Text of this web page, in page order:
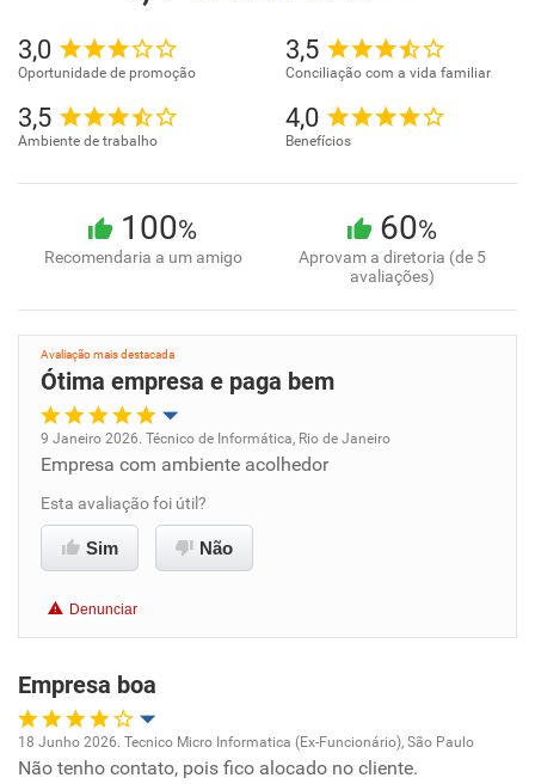
3,0
Oportunidade de promoção
3,5
Conciliação com a vida familiar
3,5
Ambiente de trabalho
4,0
Benefícios
100%
Recomendaria a um amigo
60%
Aprovam a diretoria (de 5
avaliações)
Avaliação mais destacada
Ótima empresa e paga bem
Oportunidade de promoção
Ambiente de trabalho
Benefícios
Recomenda esta empresa
Recomenda a diretoria
9 Janeiro 2026. Técnico de Informática, Rio de Janeiro
Empresa com ambiente acolhedor
Esta avaliação foi útil?
Sim Não
Denunciar
Empresa boa
Oportunidade de promoção
18 Junho 2026. Tecnico Micro Informatica (Ex-Funcionário), São Paulo
Não tenho contato, pois fico alocado no cliente.